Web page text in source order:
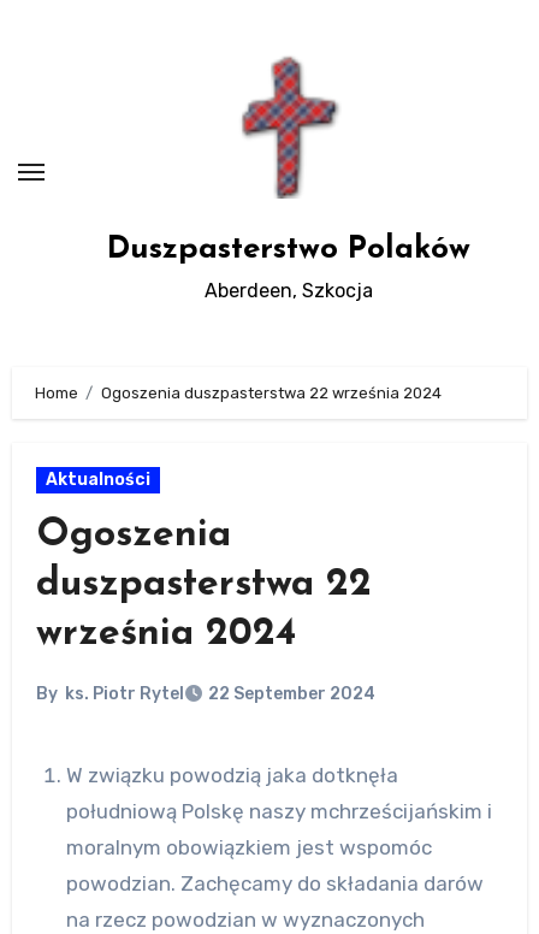
Duszpasterstwo Polaków
Aberdeen, Szkocja
Home Ogoszenia duszpasterstwa 22 września 2024
Aktualności
Ogoszenia
duszpasterstwa 22
września 2024
By ks. Piotr Rytel 22 September 2024
W związku powodzią jaka dotknęła
południową Polskę naszy mchrześcijańskim i
moralnym obowiązkiem jest wspomóc
powodzian. Zachęcamy do składania darów
na rzecz powodzian w wyznaczonych